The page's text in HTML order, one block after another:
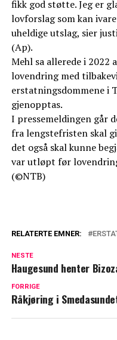
fikk god støtte. Jeg er
lovforslag som kan
uheldige utslag, sier
(Ap).
Mehl sa allerede i 2022
lovendring med
erstatningsdommene i
gjenopptas.
I pressemeldingen går
fra lengstefristen skal
det også skal kunne
var utløpt før
(©NTB)
RELATERTE EMNER:
NESTE
Haugesund henter
FORRIGE
Råkjøring i